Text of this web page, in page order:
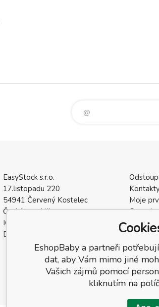
EasyStock s.r.o.
17.listopadu 220
54941 Červený Kostelec
Česká republika
IČO: 07727402
DIČ: CZ07727402
Moje
Ceny
Vrácení
Recenze
EshopBaby a partneři
dat, aby Vám mimo jiné
Vašich zájmů pomocí
kliknutím na